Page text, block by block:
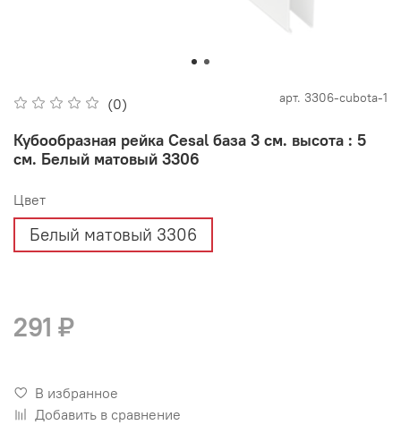
(0) арт. 3306-cubota-1
Кубообразная рейка Cesal база 3 см. высота : 5
см. Белый матовый 3306
Цвет
Белый матовый 3306
291 ₽
В избранное
Добавить в сравнение